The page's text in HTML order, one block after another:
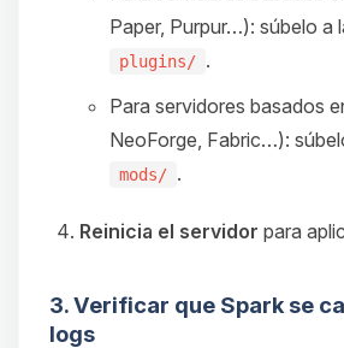
Paper, Purpur…): súbelo a
plugins/ .
Para servidores basados
NeoForge, Fabric…):
mods/ .
Reinicia el servidor para
3. Verificar que Spark se
logs